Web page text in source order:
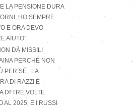
LA PENSIONE DURA
HO SEMPRE
E ORA DEVO
AIUTO”
DÀ MISSILI
PERCHÉ NON
PER SÉ : LA
DI RAZZI È
DI TRE VOLTE
AL 2025, E I RUSSI